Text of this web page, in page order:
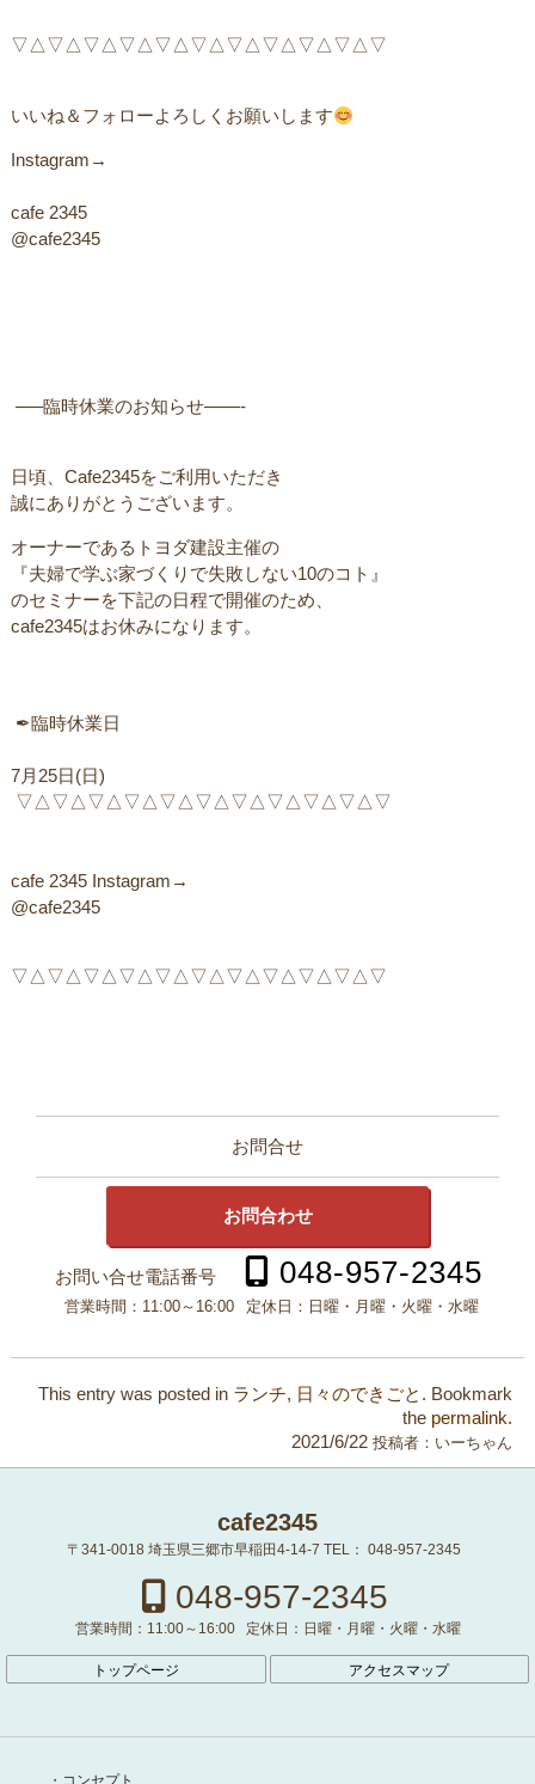
▽△▽△▽△▽△▽△▽△▽△▽△▽△▽△▽ ㅤ
いいね＆フォローよろしくお願いします
Instagram→
cafe 2345
@cafe2345
ㅤ —–臨時休業のお知らせ——-
日頃、Cafe2345をご利用いただき
誠にありがとうございます。
オーナーであるトヨダ建設主催のㅤ
ㅤ『夫婦で学ぶ家づくりで失敗しない10のコト』
のセミナーを下記の日程で開催のため、
cafe2345はお休みになります。 ㅤ
ㅤ ✒︎臨時休業日
7月25日(日)
ㅤ ▽△▽△▽△▽△▽△▽△▽△▽△▽△▽△▽ ㅤ
cafe 2345 Instagram→ㅤㅤ
@cafe2345
▽△▽△▽△▽△▽△▽△▽△▽△▽△▽△▽
お問合せ
お問合わせ
お問い合せ電話番号 048-957-2345
営業時間： 11:00～16:00 定休日： 日曜・月曜・火曜・水曜
This entry was posted in ランチ, 日々のできごと . Bookmark
the permalink.
2021/6/22 投稿者： いーちゃん
cafe2345
〒341-0018 埼玉県三郷市早稲田4-14-7 TEL： 048-957-2345
048-957-2345
営業時間： 11:00～16:00 定休日： 日曜・月曜・火曜・水曜
トップページ アクセスマップ